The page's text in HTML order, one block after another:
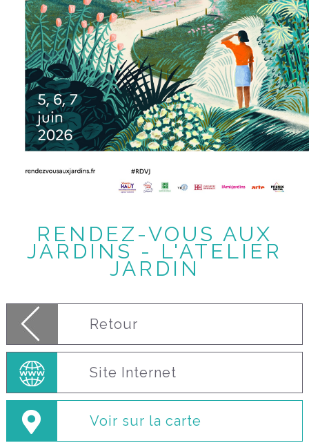
RENDEZ-VOUS AUX
JARDINS - L'ATELIER
JARDIN
Retour
Site Internet
Voir sur la carte